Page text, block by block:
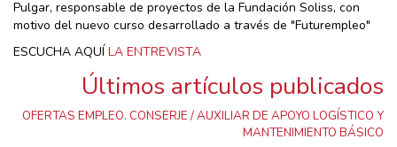
Pulgar, responsable de proyectos de la Fundación Soliss, con
motivo del nuevo curso desarrollado a través de "Futurempleo"
ESCUCHA AQUÍ LA ENTREVISTA
Últimos artículos publicados
OFERTAS EMPLEO. CONSERJE / AUXILIAR DE APOYO LOGÍSTICO Y
MANTENIMIENTO BÁSICO